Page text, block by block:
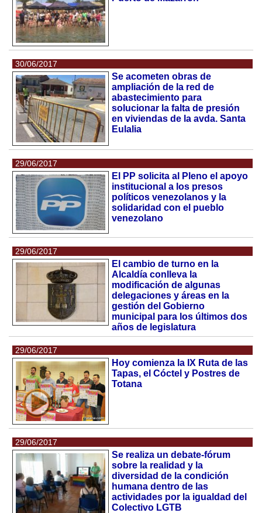
30/06/2017
Se acometen obras de
ampliación de la red de
abastecimiento para
solucionar la falta de presión
en viviendas de la avda. Santa
Eulalia
29/06/2017
El PP solicita al Pleno el apoyo
institucional a los presos
políticos venezolanos y la
solidaridad con el pueblo
venezolano
29/06/2017
El cambio de turno en la
Alcaldía conlleva la
modificación de algunas
delegaciones y áreas en la
gestión del Gobierno
municipal para los últimos dos
años de legislatura
29/06/2017
Hoy comienza la IX Ruta de las
Tapas, el Cóctel y Postres de
Totana
29/06/2017
Se realiza un debate-fórum
sobre la realidad y la
diversidad de la condición
humana dentro de las
actividades por la igualdad del
Colectivo LGTB